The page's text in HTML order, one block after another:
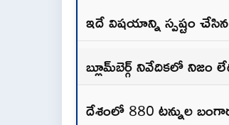
ఇదే విషయాన్ని స్పష్టం చేసిన
బ్లూమ్‌బెర్గ్‌ నివేదికలో నిజం
దేశంలో 880 టన్నుల